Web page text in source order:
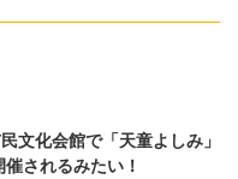
文化会館で「天童よしみ」
されるみたい！